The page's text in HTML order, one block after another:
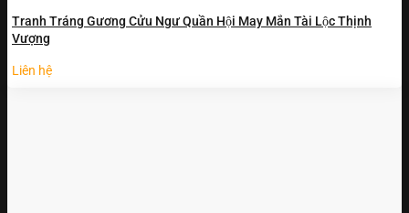
Tranh Tráng Gương Cửu Ngư Quần Hội May Mắn Tài Lộc Thịnh
Vượng
Liên hệ